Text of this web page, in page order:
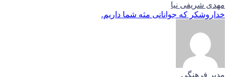
مهدی شریفی نیا
خداروشکر که جوانانی مثه شما داریم.
مدیر فرهنگی